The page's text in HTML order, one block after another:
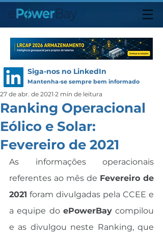
Siga-nos no LinkedIn
Mantenha-se sempre bem informado
Ranking Operacional
Eólico e Solar:
Fevereiro de 2021
27 de abr. de 2021 2 min de leitura
As informações operacionais
referentes ao mês de Fevereiro de
2021 foram divulgadas pela CCEE e
a equipe do ePowerBay compilou
e as divulgou neste Ranking, que